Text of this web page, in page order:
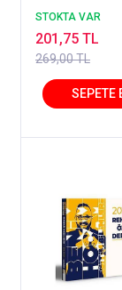
ve Teknikleri
Benim Hocam
STOKTA VAR
269,00 TL
201,75 TL